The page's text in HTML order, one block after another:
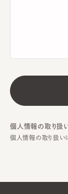
個人情報の取り扱
個人情報の取り扱い